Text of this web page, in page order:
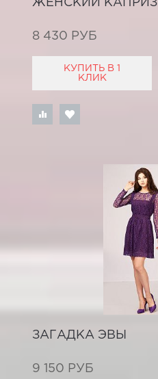
ЖЕНСКИЙ КАПРИЗ
8 430 РУБ
КУПИТЬ В 1
КЛИК
ЗАГАДКА ЭВЫ
9 150 РУБ